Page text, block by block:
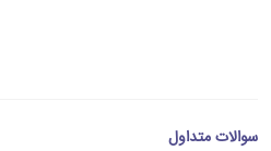
سوالات متداول